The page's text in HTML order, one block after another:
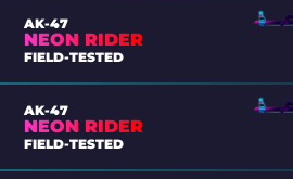
AK-47
NEON RIDER
FIELD-TESTED
AK-47
NEON RIDER
FIELD-TESTED